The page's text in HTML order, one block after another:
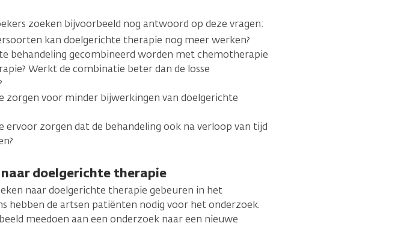
zoeken bijvoorbeeld nog antwoord op deze vragen:
kan doelgerichte therapie nog meer werken?
behandeling gecombineerd worden met chemotherapie
Werkt de combinatie beter dan de losse
zorgen voor minder bijwerkingen van doelgerichte
ervoor zorgen dat de behandeling ook na verloop van tijd
doelgerichte therapie
naar doelgerichte therapie gebeuren in het
hebben de artsen patiënten nodig voor het onderzoek.
meedoen aan een onderzoek naar een nieuwe